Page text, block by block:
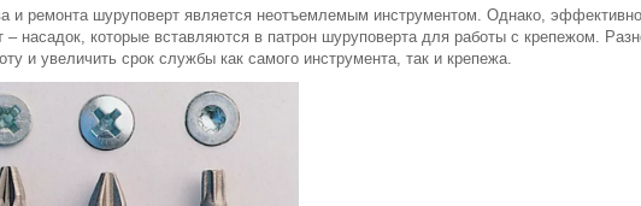
и ремонта шуруповерт является неотъемлемым инструментом. Однако,
– насадок, которые вставляются в патрон шуруповерта для работы с крепежом.
и увеличить срок службы как самого инструмента, так и крепежа.